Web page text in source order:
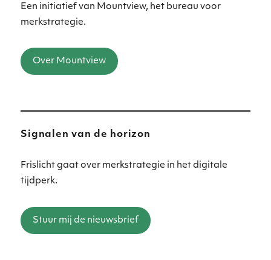
Een initiatief van Mountview, het bureau voor
merkstrategie.
Over Mountview
Signalen van de horizon
Frislicht gaat over merkstrategie in het digitale
tijdperk.
Stuur mij de nieuwsbrief